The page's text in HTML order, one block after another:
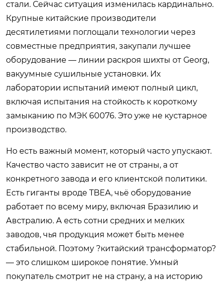
стали. Сейчас ситуация изменилась кардинально.
Крупные китайские производители
десятилетиями поглощали технологии через
совместные предприятия, закупали лучшее
оборудование — линии раскроя шихты от Georg,
вакуумные сушильные установки. Их
лаборатории испытаний имеют полный цикл,
включая испытания на стойкость к короткому
замыканию по МЭК 60076. Это уже не кустарное
производство.
Но есть важный момент, который часто упускают.
Качество часто зависит не от страны, а от
конкретного завода и его клиентской политики.
Есть гиганты вроде TBEA, чьё оборудование
работает по всему миру, включая Бразилию и
Австралию. А есть сотни средних и мелких
заводов, чья продукция может быть менее
стабильной. Поэтому ?китайский трансформатор?
— это слишком широкое понятие. Умный
покупатель смотрит не на страну, а на историю